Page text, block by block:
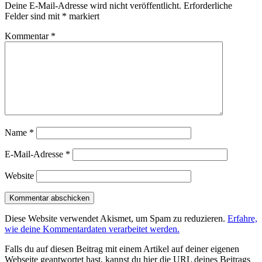
Deine E-Mail-Adresse wird nicht veröffentlicht. Erforderliche
Felder sind mit * markiert
Kommentar *
Name *
E-Mail-Adresse *
Website
Diese Website verwendet Akismet, um Spam zu reduzieren. Erfahre,
wie deine Kommentardaten verarbeitet werden.
Falls du auf diesen Beitrag mit einem Artikel auf deiner eigenen
Webseite geantwortet hast, kannst du hier die URL deines Beitrags